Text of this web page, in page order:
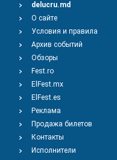
delucru.md
О сайте
Условия и правила
Архив событий
Обзоры
Fest.ro
ElFest.mx
ElFest.es
Реклама
Продажа билетов
Контакты
Исполнители